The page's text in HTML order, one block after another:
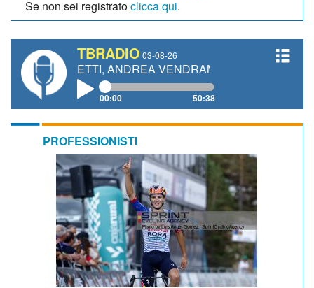
Se non sei registratoclicca qui.
TBRADIO 03-08-26
GIANETTI, ANDREA VENDRAME, FILIPPO FIORELLI
00:00 50:38
PROFESSIONISTI